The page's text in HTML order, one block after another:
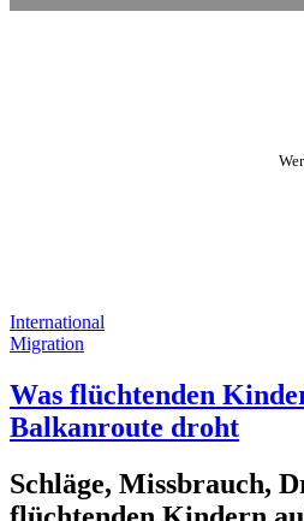
International
Migration
Was flüchtenden
Balkanroute droht
Schläge, Missbrauch,